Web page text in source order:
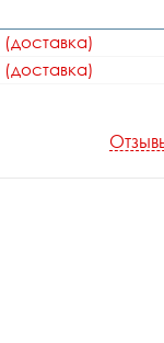
(доставка)
(доставка)